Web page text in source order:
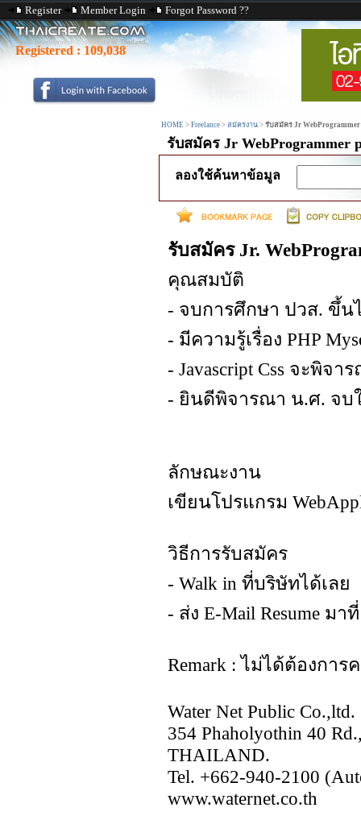
Register Member Login Forgot Password ??
Registered : 109,038
HOME > Freelance > สมัครงาน > รับสมัคร Jr WebProgrammer
รับสมัคร Jr WebProgrammer
ลองใช้ค้นหาข้อมูล
รับสมัคร Jr.
คุณสมบัติ
- จบการศึกษา ปวส. ขึ้
- มีความรู้เรื่อง PHP
- Javascript Css จะพิจา
- ยินดีพิจารณา น.ศ. จบ
ลักษณะงาน
เขียนโปรแกรม
วิธีการรับสมัคร
- Walk in ที่บริษัทได้เลย
- ส่ง E-Mail Resume มา
Remark : ไม่ได้ต้องกา
Water Net Public Co.,ltd.
354 Phaholyothin 40
THAILAND.
Tel. +662-940-2100
www.waternet.co.th